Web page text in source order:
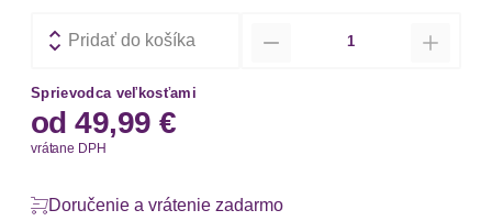
Pridať do košíka
Sprievodca veľkosťami
od 49,99 €
vrátane DPH
Doručenie a vrátenie zadarmo